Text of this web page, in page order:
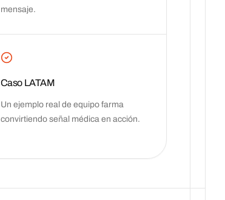
mensaje.
Caso LATAM
Un ejemplo real de equipo farma
convirtiendo señal médica en acción.